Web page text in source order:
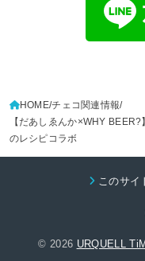
HOME チェコ関連情報
【だあしゑんか×WHY
のレシピコラボ
このサイ
© 2026 URQUELL